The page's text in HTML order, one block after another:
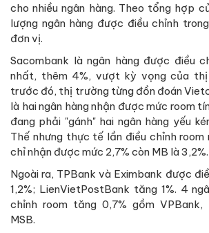
cho nhiều ngân hàng. Theo tổng hợp
lượng ngân hàng được điều chỉnh
đơn vị.
Sacombank là ngân hàng được điều
nhất, thêm 4%, vượt kỳ vọng của thị
trước đó, thị trường từng đồn đoán
là hai ngân hàng nhận được mức room
đang phải "gánh" hai ngân hàng yếu
Thế nhưng thực tế lần điều chỉnh room
chỉ nhận được mức 2,7% còn MB là 3,2%.
Ngoài ra, TPBank và Eximbank được
1,2%; LienVietPostBank tăng 1%. 4
chỉnh room tăng 0,7% gồm VPBank,
MSB.